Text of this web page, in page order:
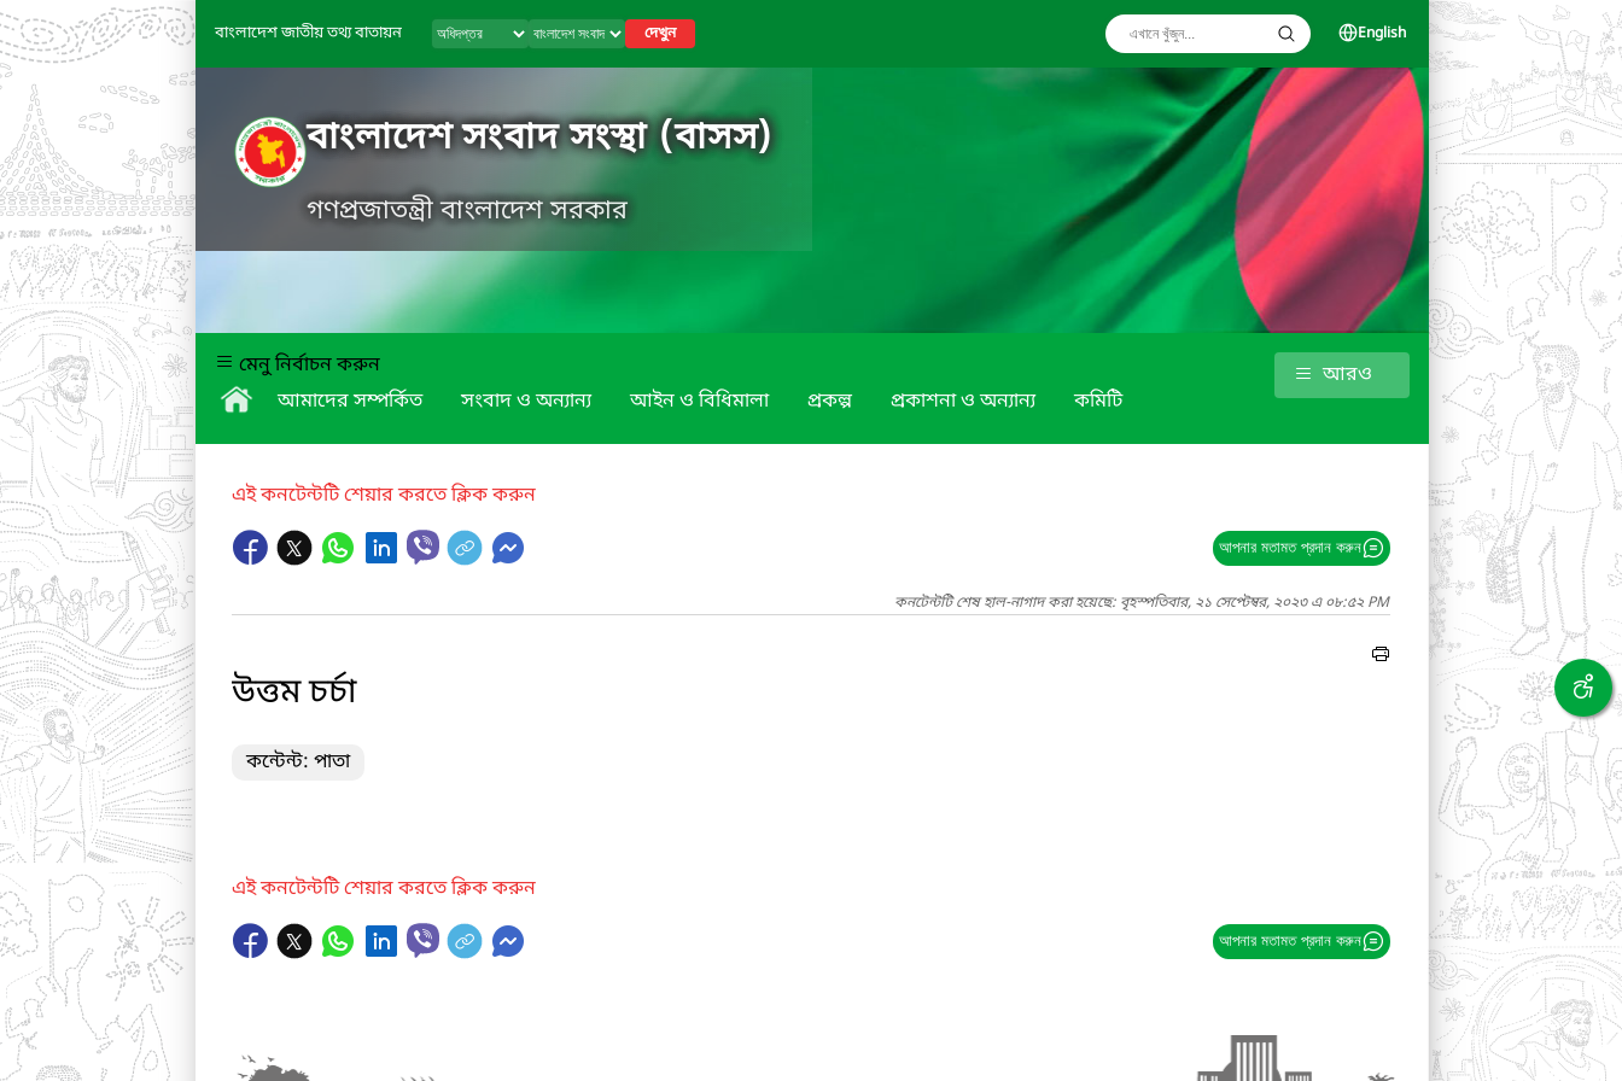
বাংলাদেশ জাতীয় তথ্য বাতায়ন দেখুন English
বাংলাদেশ সংবাদ সংস্থা (বাসস)
গণপ্রজাতন্ত্রী বাংলাদেশ সরকার
মেনু নির্বাচন করুন
আমাদের সম্পর্কিত
সংবাদ ও অন্যান্য আইন ও বিধিমালা প্রকল্প প্রকাশনা ও অন্যান্য কমিটি
আরও
এই কনটেন্টটি শেয়ার করতে ক্লিক করুন
আপনার মতামত প্রদান করুন
কনটেন্টটি শেষ হাল-নাগাদ করা হয়েছে: বৃহস্পতিবার, ২১ সেপ্টেম্বর, ২০২৩ এ ০৮:৫২ PM
উত্তম চর্চা
কন্টেন্ট: পাতা
এই কনটেন্টটি শেয়ার করতে ক্লিক করুন
আপনার মতামত প্রদান করুন